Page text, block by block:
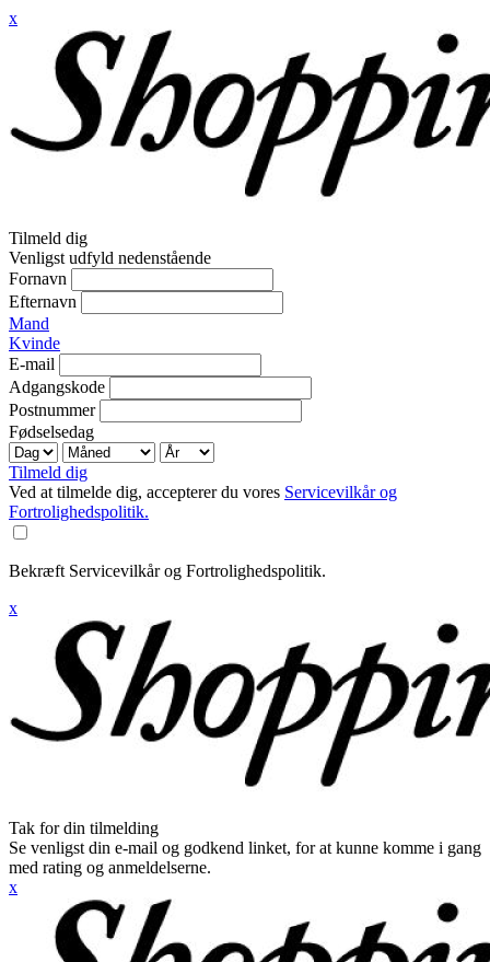
x
Tilmeld dig
Venligst udfyld nedenstående
Fornavn
Efternavn
Mand
Kvinde
E-mail
Adgangskode
Postnummer
Fødselsedag
Tilmeld dig
Ved at tilmelde dig, accepterer du vores Servicevilkår og
Fortrolighedspolitik.
Bekræft Servicevilkår og Fortrolighedspolitik.
x
Tak for din tilmelding
Se venligst din e-mail og godkend linket, for at kunne komme i gang
med rating og anmeldelserne.
x